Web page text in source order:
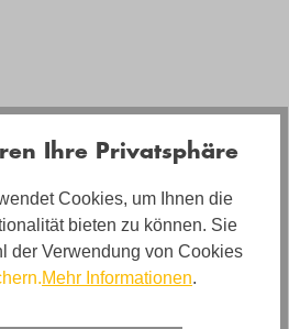
Kopfteilverstellung
Ihre Privatsphäre
Cookies, um Ihnen die
bieten zu können. Sie
der Verwendung von Cookies
Mehr Informationen.